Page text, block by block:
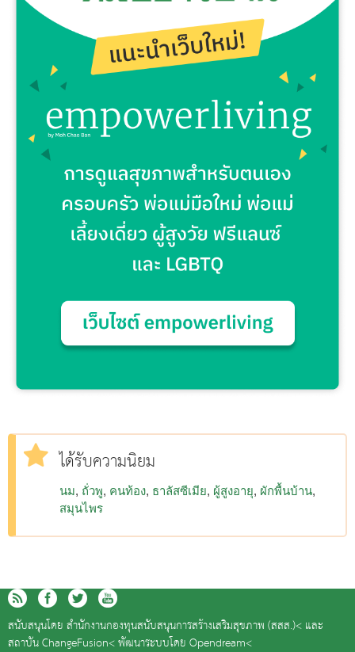
ได้รับความนิยม
นม ถั่วพู คนท้อง ธาลัสซีเมีย ผู้สูงอายุ ผักพื้นบ้าน
สมุนไพร
สนับสนุนโดย สำนักงานกองทุนสนับสนุนการสร้างเสริมสุขภาพ (สสส.)< และ
สถาบัน ChangeFusion<พัฒนาระบบโดย Opendream<